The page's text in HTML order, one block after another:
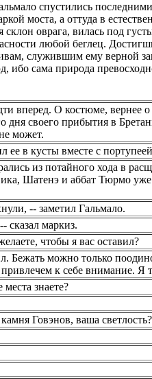
спустились
моста, а оттуда в
оврага, вилась под
любой беглец.
служившим ему верной
ибо сама природа
вперед. О костюме, вернее
дня своего прибытия в
может.
ее в кусты вместе с
из потайного хода в
Шатенэ и аббат Тюрмо
-- заметил Гальмало.
сказал маркиз.
чтобы я вас оставил?
Бежать можно только
к себе внимание. Я
знаете?
Говэнов, ваша светлость?